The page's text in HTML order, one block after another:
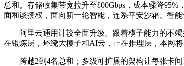
总和。存储收集带宽拉升至800Gbps，成本骤降
面和谈授权，面向新一轮智能，连系平安沙箱、智能
阿里云通用计较全面升级。跟着模子能力的不竭
在锻炼层，环绕大模子和AI云，正在推理层，本网
跨越2到4名总和；多级可扩展的架构让每张卡间